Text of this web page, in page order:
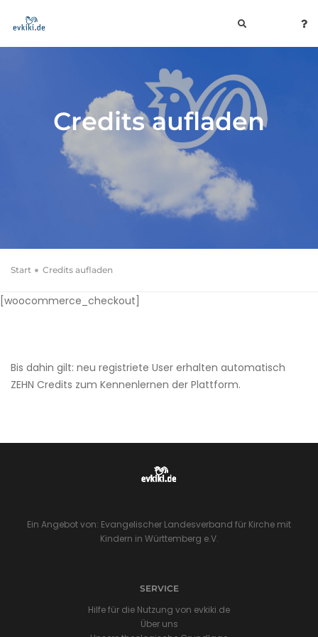
toggle
Credits aufladen
Start Credits aufladen
[woocommerce_checkout]
Bis dahin gilt: neu registriete User erhalten automatisch
ZEHN Credits zum Kennenlernen der Plattform.
Ein Angebot von: Evangelischer Landesverband für Kirche mit
Kindern in Württemberg e.V.
SERVICE
Hilfe für die Nutzung von evkiki.de
Über uns